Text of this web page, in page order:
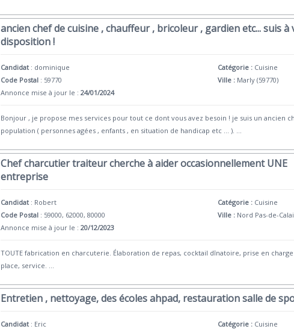
ancien chef de cuisine , chauffeur , bricoleur , gardien etc... suis à
disposition !
Candidat : dominique
Code Postal : 59770
Annonce mise à jour le :24/01/2024
Catégorie : Cuisine
Ville : Marly (59770)
Bonjour , je propose mes services pour tout ce dont vous avez besoin ! je suis un ancien
population ( personnes agées , enfants , en situation de handicap etc ... ).
Chef charcutier traiteur cherche à aider occasionnellement UNE
entreprise
Candidat : Robert
Code Postal : 59000, 62000, 80000
Annonce mise à jour le :20/12/2023
Catégorie : Cuisine
Ville : Nord Pas-de-
TOUTE fabrication en charcuterie. Élaboration de repas, cocktail dînatoire, prise en
place, service.
Entretien , nettoyage, des écoles ahpad, restauration salle de
Candidat : Eric
Catégorie : Cuisine